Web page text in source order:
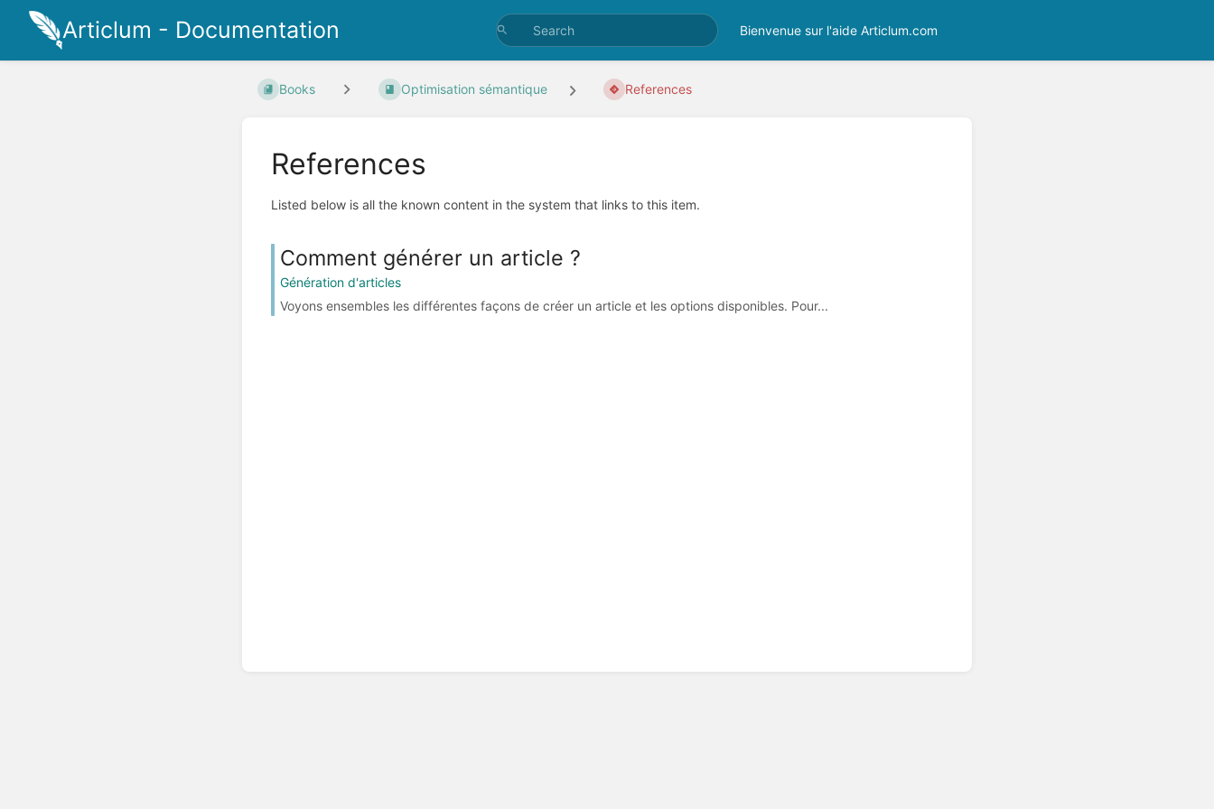
Articlum - Documentation Bienvenue sur l'aide Articlum.com
Books Optimisation sémantique References
References
Listed below is all the known content in the system that links to this item.
Comment générer un article ?
Génération d'articles
Voyons ensembles les différentes façons de créer un article et les options disponibles. Pour...